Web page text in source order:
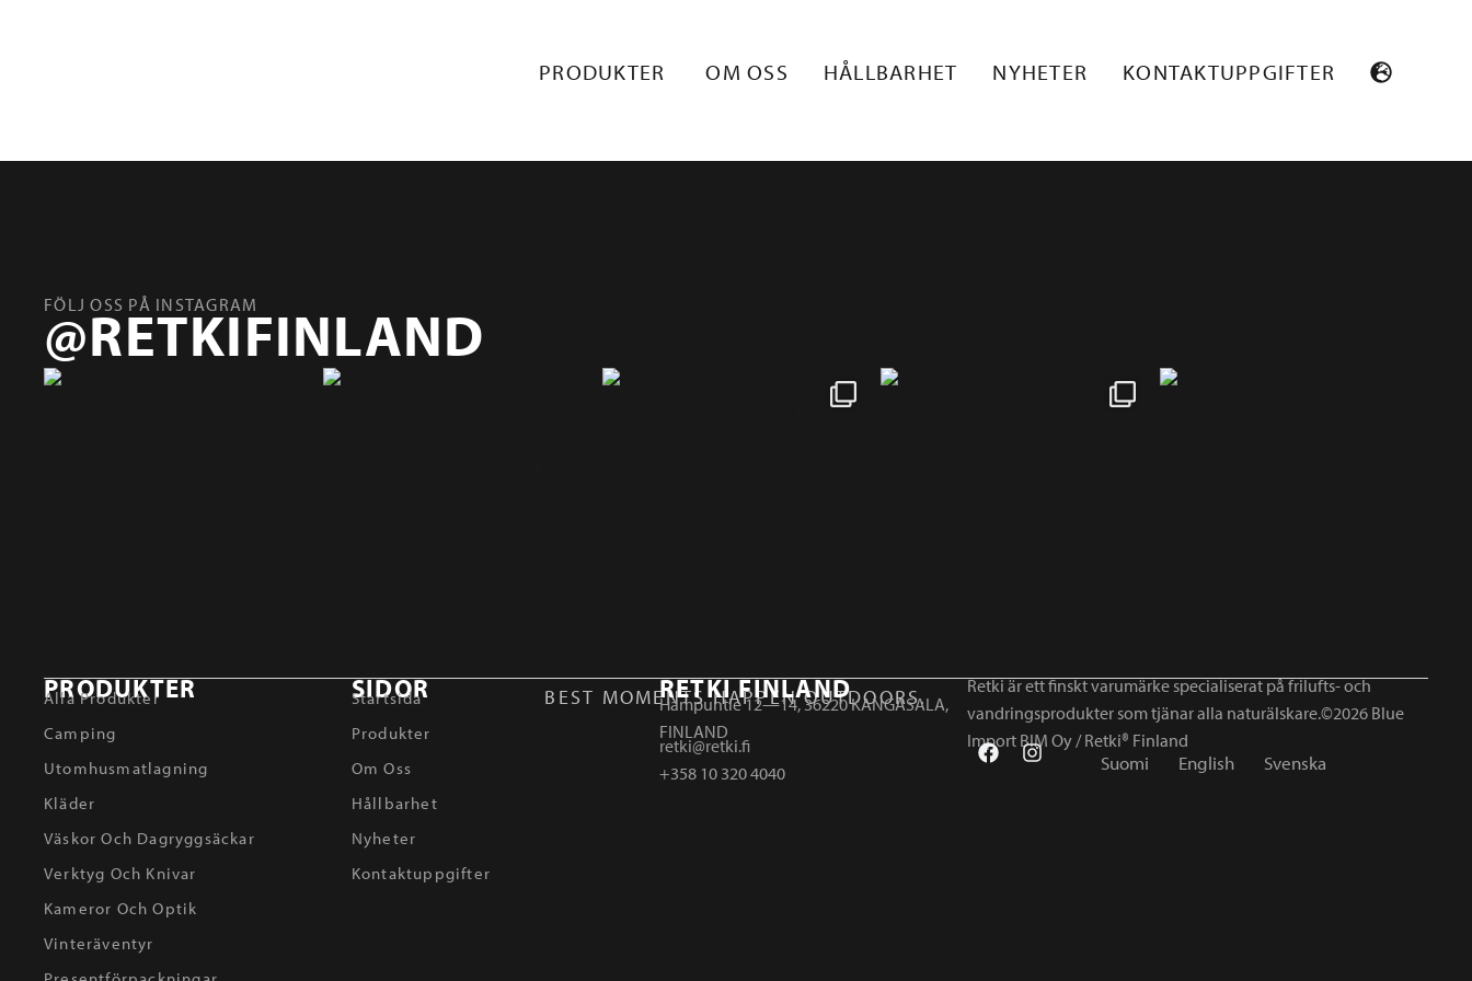
PRODUKTER OM OSS HÅLLBARHET NYHETER KONTAKTUPPGIFTER
RETKI YLEISKÖYSI 7 MM
FÖLJ OSS PÅ INSTAGRAM
@RETKIFINLAND
BEST MOMENTS HAPPEN OUTDOORS.
PRODUKTER
Alla Produkter
Camping
Utomhusmatlagning
Kläder
Väskor Och Dagryggsäckar
Verktyg Och Knivar
Kameror Och Optik
Vinteräventyr
SIDOR
Startsida
Produkter
Om Oss
Hållbarhet
Nyheter
Kontaktuppgifter
RETKI FINLAND
Hampuntie 12—14, 36220 KANGASALA,
FINLAND
retki@retki.fi
+358 10 320 4040
Retki är ett finskt varumärke specialiserat på frilufts- och
vandringsprodukter som tjänar alla naturälskare.©2026 Blue
Import BIM Oy / Retki® Finland
Suomi English Svenska